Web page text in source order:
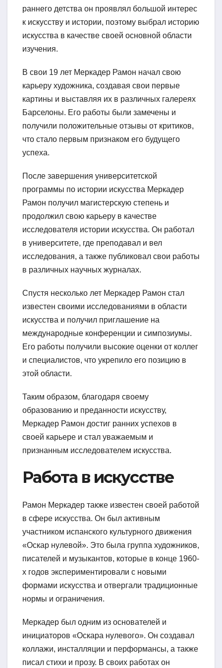
раннего детства он проявлял большой интерес
к искусству и истории, поэтому выбрал историю
искусства в качестве своей основной области
изучения.
В свои 19 лет Меркадер Рамон начал свою
карьеру художника, создавая свои первые
картины и выставляя их в различных галереях
Барселоны. Его работы были замечены и
получили положительные отзывы от критиков,
что стало первым признаком его будущего
успеха.
После завершения университетской
программы по истории искусства Меркадер
Рамон получил магистерскую степень и
продолжил свою карьеру в качестве
исследователя истории искусства. Он работал
в университете, где преподавал и вел
исследования, а также публиковал свои работы
в различных научных журналах.
Спустя несколько лет Меркадер Рамон стал
известен своими исследованиями в области
искусства и получил приглашение на
международные конференции и симпозиумы.
Его работы получили высокие оценки от коллег
и специалистов, что укрепило его позицию в
этой области.
Таким образом, благодаря своему
образованию и преданности искусству,
Меркадер Рамон достиг ранних успехов в
своей карьере и стал уважаемым и
признанным исследователем искусства.
Работа в искусстве
Рамон Меркадер также известен своей работой
в сфере искусства. Он был активным
участником испанского культурного движения
«Оскар нулевой». Это была группа художников,
писателей и музыкантов, которые в конце 1960-
х годов экспериментировали с новыми
формами искусства и отвергали традиционные
нормы и ограничения.
Меркадер был одним из основателей и
инициаторов «Оскара нулевого». Он создавал
коллажи, инсталляции и перформансы, а также
писал стихи и прозу. В своих работах он